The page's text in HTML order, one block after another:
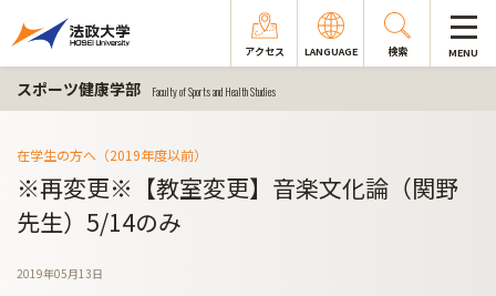
アクセス LANGUAGE 検索 MENU
スポーツ健康学部 Faculty of Sports and Health Studies
在学生の方へ（2019年度以前）
※再変更※【教室変更】音楽文化論（関野
先生）5/14のみ
2019年05月13日